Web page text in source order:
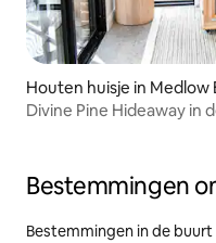
Houten huisje in Medlow
Divine Pine Hideaway in
Bestemmingen
Bestemmingen in de buurt